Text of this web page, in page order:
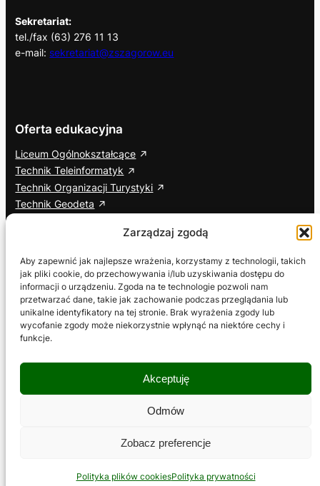
Zarządzaj zgodą
Aby zapewnić jak najlepsze wrażenia, korzystamy z technologii, takich
jak pliki cookie, do przechowywania i/lub uzyskiwania dostępu do
informacji o urządzeniu. Zgoda na te technologie pozwoli nam
przetwarzać dane, takie jak zachowanie podczas przeglądania lub
unikalne identyfikatory na tej stronie. Brak wyrażenia zgody lub
wycofanie zgody może niekorzystnie wpłynąć na niektóre cechy i
funkcje.
Akceptuję
Odmów
Zobacz preferencje
Polityka plików cookiesPolityka prywatności
Sekretariat:
tel./fax (63) 276 11 13
e-mail: sekretariat@zszagorow.eu
Oferta edukacyjna
Liceum Ogólnokształcące
Technik Teleinformatyk
Technik Organizacji Turystyki
Technik Geodeta
Cisco Networking Academy
Informacje dodatkowe
ETR – Tekst łatwy do czytania
Deklaracja dostępności
Wniosek o zapewnienie dostępności
Polityka prywatności
Regulamin serwisu
Social media
Facebook
YouTube
Copyright © 2026 Zespół Szkół Ogólnokształcących i